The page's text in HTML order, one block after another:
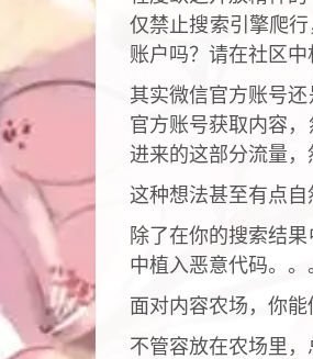
仅禁止搜索引擎爬
账户吗？请在社区中
其实微信官方账号
官方账号获取内容
进来的这部分流量，
这种想法甚至有点
除了在你的搜索结
中植入恶意代码。。
面对内容农场，你能
不管容放在农场里